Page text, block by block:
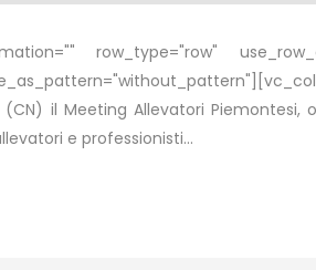
row_type="row"
il Meeting Allevatori Piemontesi,
e professionisti...